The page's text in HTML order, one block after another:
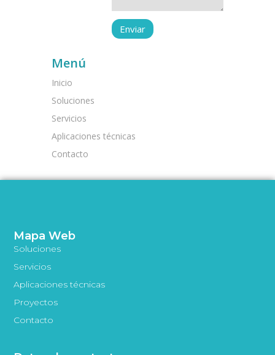
Menú
Inicio
Soluciones
Servicios
Aplicaciones técnicas
Contacto
Mapa Web
Soluciones
Servicios
Aplicaciones técnicas
Proyectos
Contacto